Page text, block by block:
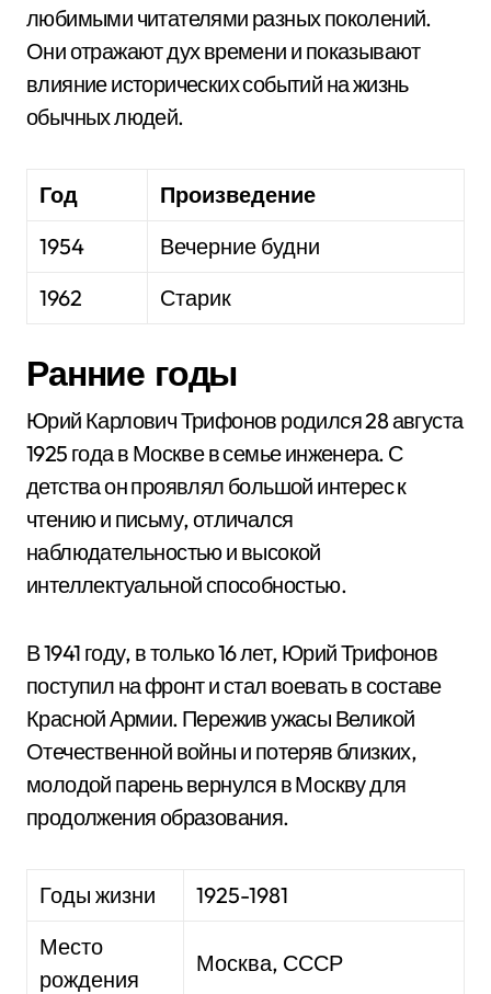
любимыми читателями разных поколений.
Они отражают дух времени и показывают
влияние исторических событий на жизнь
обычных людей.
Год
Произведение
1954
Вечерние будни
1962
Старик
Ранние годы
Юрий Карлович Трифонов родился 28 августа
1925 года в Москве в семье инженера. С
детства он проявлял большой интерес к
чтению и письму, отличался
наблюдательностью и высокой
интеллектуальной способностью.
В 1941 году, в только 16 лет, Юрий Трифонов
поступил на фронт и стал воевать в составе
Красной Армии. Пережив ужасы Великой
Отечественной войны и потеряв близких,
молодой парень вернулся в Москву для
продолжения образования.
Годы жизни
1925-1981
Место
рождения
Москва, СССР